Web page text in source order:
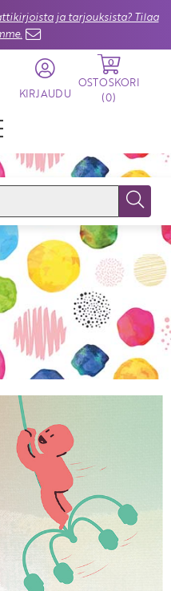
ja tarjouksista? Tilaa
KIRJAUDU
0
OSTOSKORI
(0)
Tietopalvelun